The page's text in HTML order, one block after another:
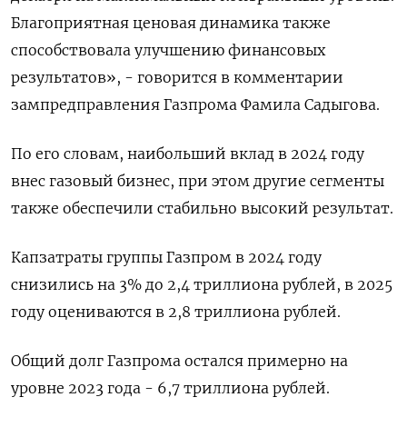
Благоприятная ценовая динамика также
способствовала улучшению финансовых
результатов», - говорится в комментарии
зампредправления Газпрома Фамила Садыгова.
По его словам, наибольший вклад в 2024 году
внес газовый бизнес, при этом другие сегменты
также обеспечили стабильно высокий результат.
Капзатраты группы Газпром в 2024 году
снизились на 3% до 2,4 триллиона рублей, в 2025
году оцениваются в 2,8 триллиона рублей.
Общий долг Газпрома остался примерно на
уровне 2023 года - 6,7 триллиона рублей.